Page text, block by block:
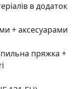
в додаток
+ аксесуарами
пряжка +